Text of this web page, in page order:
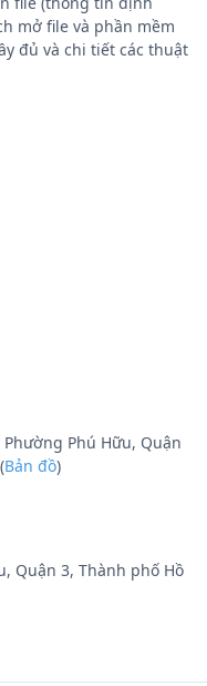
mở file và phần mềm
đủ và chi tiết các thuật
Phú Hữu, Quận
Bản đồ)
Quận 3, Thành phố Hồ